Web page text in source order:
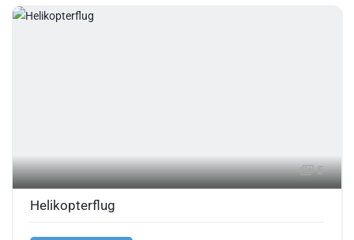
5
Helikopterflug